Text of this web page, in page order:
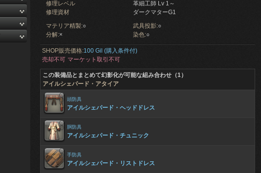
修理レベル
革細工師 Lv 1～
修理資材
ダークマターG1
マテリア精製:○ 武具投影:○
分解:× 染色:○
SHOP販売価格:100 Gil (購入条件付)
売却不可 マーケット取引不可
この装備品とまとめて幻影化が可能な組み合わせ（1）
アイルシェパード・アタイア
頭防具
アイルシェパード・ヘッドドレス
胴防具
アイルシェパード・チュニック
手防具
アイルシェパード・リストドレス